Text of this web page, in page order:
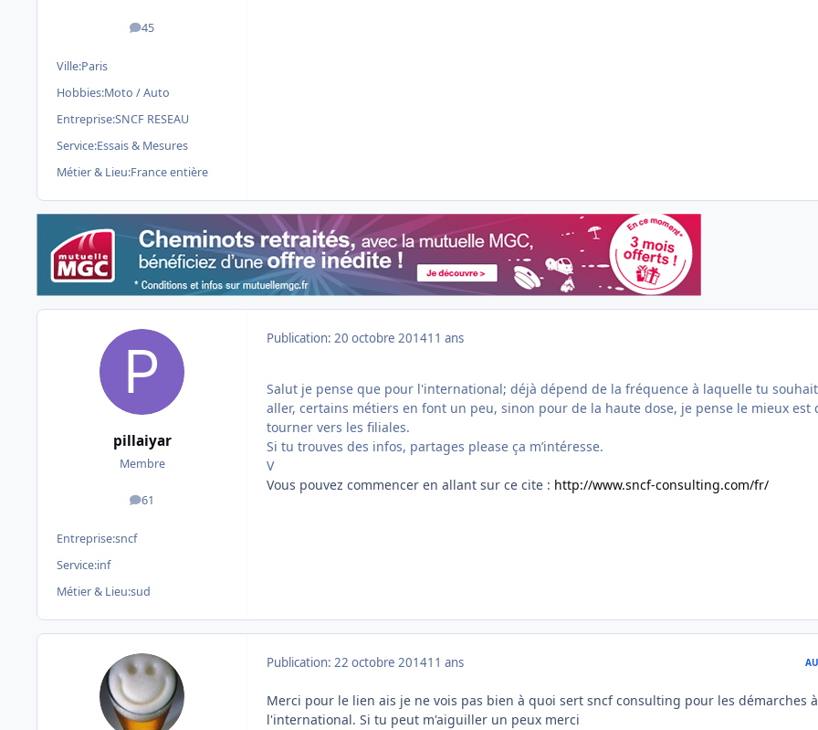
45
messages
Ville:Paris
Hobbies:Moto / Auto
Entreprise:SNCF RESEAU
Service:Essais & Mesures
Métier & Lieu:France entière
pillaiyar
Membre
61
messages
Entreprise:sncf
Service:inf
Métier & Lieu:sud
Publication: 20 octobre 201411 ans
Salut je pense que pour l'international; déjà dépend de la fréquence à laquelle tu
aller, certains métiers en font un peu, sinon pour de la haute dose, je pense le mieux est
tourner vers les filiales.
Si tu trouves des infos, partages please ça m’intéresse.
V
Vous pouvez commencer en allant sur ce cite : http://www.sncf-consulting.com/fr/
Publication: 22 octobre 201411 ans
Merci pour le lien ais je ne vois pas bien à quoi sert sncf consulting pour les démarches à
l'international. Si tu peut m'aiguiller un peux merci